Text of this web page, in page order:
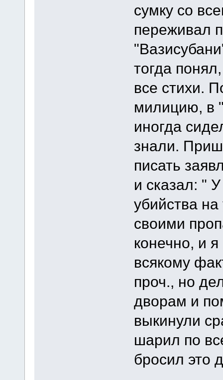
сумку со
переживал
тогда
все стихи.
милицию, в
иногда
знали.
писать
и сказал: "
убийства на
своими
конечно, и
всякому
проч., но
дворам и
выкинули
шарил по
бросил это